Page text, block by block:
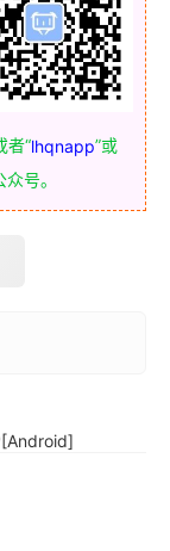
者“lhqnapp”或
号。